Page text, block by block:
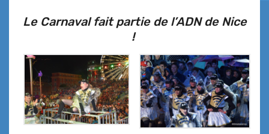
Le Carnaval fait partie de l’ADN de Nice
!